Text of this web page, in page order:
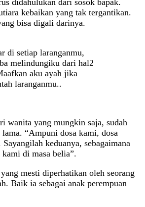
kebaikan yang tak tergantikan.
bisa digali darinya.
di setiap laranganmu,
melindungiku dari hal2
aku ayah jika
laranganmu..
wanita yang mungkin saja, sudah
“Ampuni dosa kami, dosa
keduanya, sebagaimana
di masa belia”.
mesti diperhatikan oleh seorang
Baik ia sebagai anak perempuan